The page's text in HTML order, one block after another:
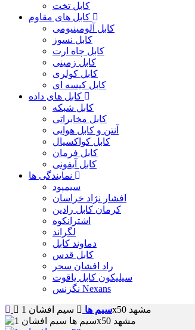
کابل تخت
کابل آلومینیومی
کابل نسوز
کابل چاه ارت
کابل زمینی
کابل کولری
کابل کیسه ای
کابل شبکه
کابل مخابراتی
آنتن و کابل هوایی
کابل کواکسیال
کابل فرمان
کابل آیفونی
سیمپود
افشار نژاد خراسان
کرمان کابل رادین
اشترانکوه
لگراند
دماوند کابل
کابل قدس
راد افشان سحر
سیلیکون کابل یاقوت
نگزنس Nexans
سیم ها سیم افشان 1x50 مشهد